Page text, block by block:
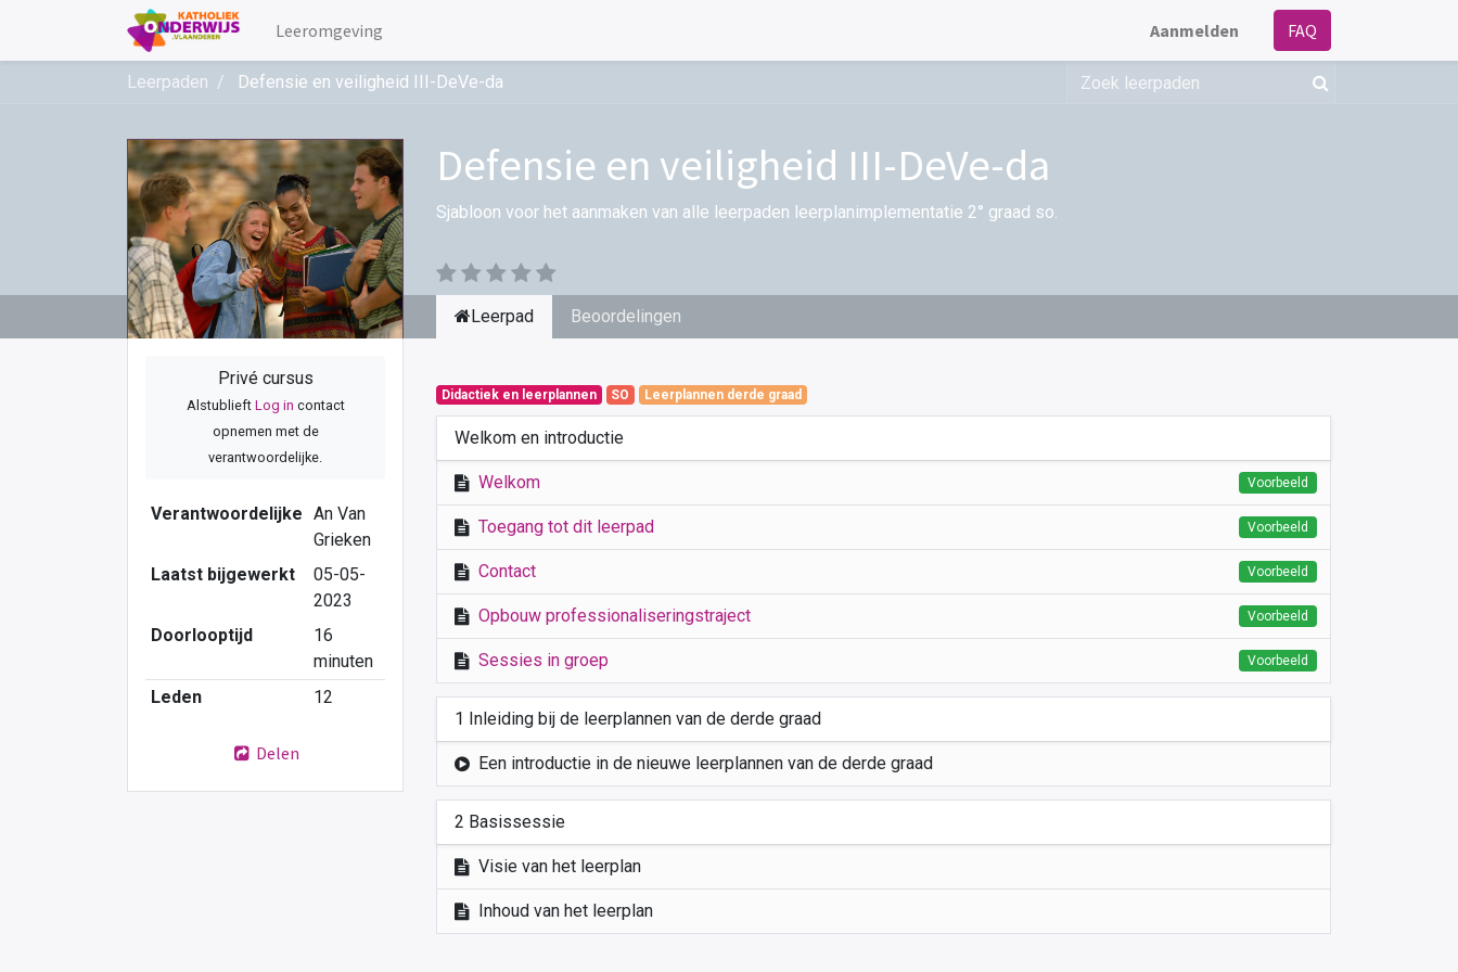
Leeromgeving Aanmelden FAQ
Leerpaden Defensie en veiligheid III-DeVe-da
Defensie en veiligheid III-DeVe-da
Sjabloon voor het aanmaken van alle leerpaden leerplanimplementatie 2° graad so.
Privé cursus
Alstublieft Log in contact
opnemen met de
verantwoordelijke.
Verantwoordelijke An Van
Grieken
Laatst bijgewerkt
05-05-
2023
Doorlooptijd
16
minuten
Leden
12
Delen
Leerpad Beoordelingen
Didactiek en leerplannen SO Leerplannen derde graad
Welkom en introductie
Welkom Voorbeeld
Toegang tot dit leerpad Voorbeeld
Contact Voorbeeld
Opbouw professionaliseringstraject Voorbeeld
Sessies in groep Voorbeeld
1 Inleiding bij de leerplannen van de derde graad
Een introductie in de nieuwe leerplannen van de derde graad
2 Basissessie
Visie van het leerplan
Inhoud van het leerplan